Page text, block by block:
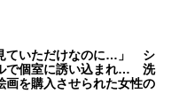
ていただけなのに…」 シ
で個室に誘い込まれ… 洗
画を購入させられた女性の